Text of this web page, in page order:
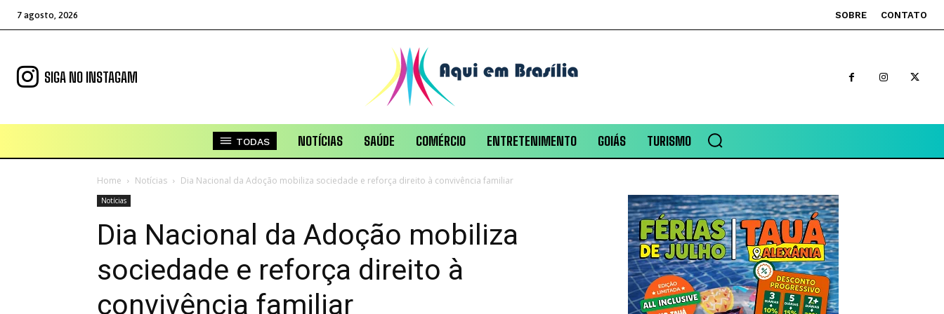
7 agosto, 2026 SOBRE CONTATO
SIGA NO INSTAGAM
TODAS NOTÍCIAS SAÚDE COMÉRCIO ENTRETENIMENTO GOIÁS TURISMO
Home Notícias Dia Nacional da Adoção mobiliza sociedade e reforça direito à convivência familiar
Notícias
Dia Nacional da Adoção mobiliza
sociedade e reforça direito à
convivência familiar